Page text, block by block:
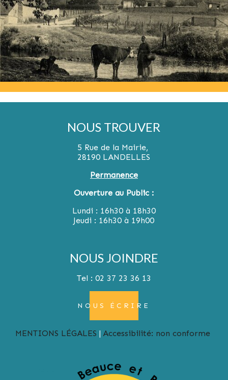
NOUS TROUVER
5 Rue de la Mairie,
28190 LANDELLES
Permanence
Ouverture au Public :
Lundi : 16h30 à 18h30
Jeudi : 16h30 à 19h00
NOUS JOINDRE
Tel : 02 37 23 36 13
NOUS ÉCRIRE
MENTIONS LÉGALES Accessibilité: non conforme